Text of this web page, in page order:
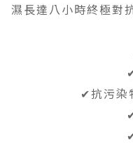
濕長達八小時終極對
✔抗污染